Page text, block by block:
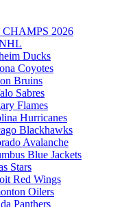
CHAMPS 2026
Ducks
Coyotes
Bruins
Sabres
Flames
Hurricanes
Blackhawks
Avalanche
Blue Jackets
Stars
Red Wings
Oilers
Panthers